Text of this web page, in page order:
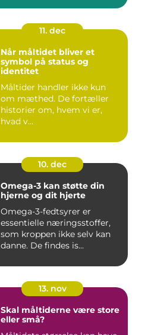
11. dec
Når måltidet bliver et
symbol på status og
identitet
Måltider handler ikke kun
om mæthed. De fortæller
historier om, hvem vi er,
hvad v...
10. dec
Omega-3 kan støtte din
hjerne og dit hjerte
Omega-3-fedtsyrer er
essentielle næringsstoffer,
som kroppen ikke selv kan
danne. De findes is...
13. nov
Skal måltiderne være store
eller små?